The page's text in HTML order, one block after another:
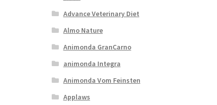
Advance Veterinary Diet
Almo Nature
Animonda GranCarno
animonda Integra
Animonda Vom Feinsten
Applaws